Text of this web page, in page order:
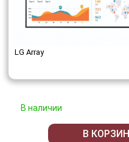
LG Array
В наличии
В